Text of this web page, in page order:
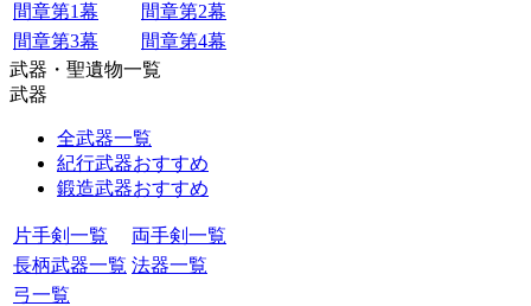
間章第1幕
間章第2幕
間章第3幕
間章第4幕
武器・聖遺物一覧
武器
全武器一覧
紀行武器おすすめ
鍛造武器おすすめ
片手剣一覧
両手剣一覧
長柄武器一覧 法器一覧
弓一覧